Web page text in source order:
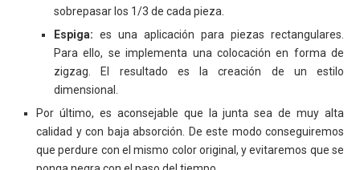
sobrepasar los 1/3 de cada pieza.
Espiga: es una aplicación para piezas rectangulares.
Para ello, se implementa una colocación en forma de
zigzag. El resultado es la creación de un estilo
dimensional.
Por último, es aconsejable que la junta sea de muy alta
calidad y con baja absorción. De este modo conseguiremos
que perdure con el mismo color original, y evitaremos que se